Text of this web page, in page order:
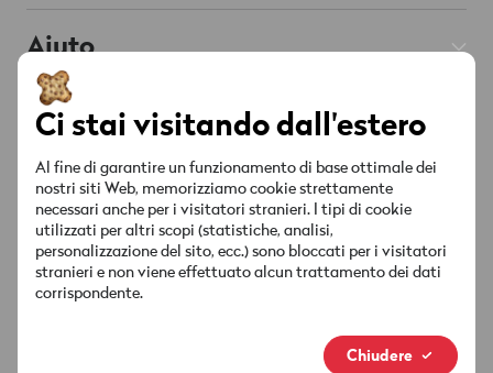
Prepaid
Roaming & Estero
Smartphone
Abbonamenti Internet
Abbonamenti TV
Rete fissa
Lista dei canali
Offerte & Promozioni
Aiuto
Mobile & Roaming
Conto & Impostazioni
Sicurezza & Fattura
Istruzioni & download
Su Wingo
Contatto
Punti vendita
MyWingo
Chi siamo
Socials
Ci stai visitando dall'estero
Al fine di garantire un funzionamento di base ottimale dei
nostri siti Web, memorizziamo cookie strettamente
necessari anche per i visitatori stranieri. I tipi di cookie
utilizzati per altri scopi (statistiche, analisi,
personalizzazione del sito, ecc.) sono bloccati per i visitatori
stranieri e non viene effettuato alcun trattamento dei dati
corrispondente.
Chiudere
Chat